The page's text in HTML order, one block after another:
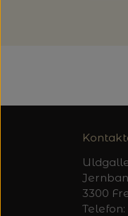
3300
Telefon: